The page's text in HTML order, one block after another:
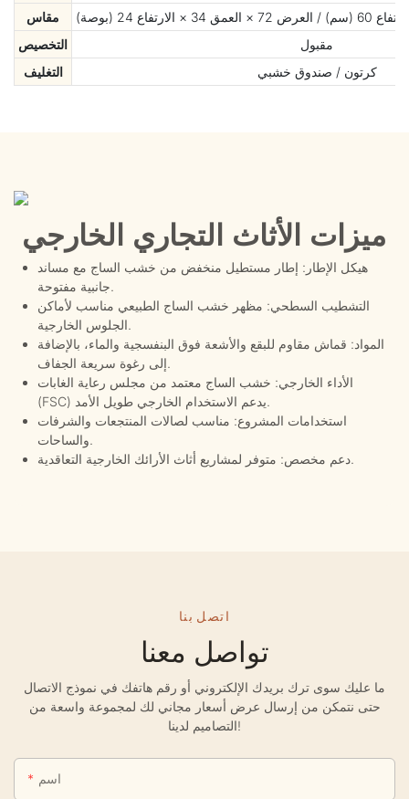
مقاس
التخصيص
مقبول
التغليف
كرتون / صندوق خشبي
ميزات الأثاث التجاري الخارجي
هيكل الإطار: إطار مستطيل منخفض من خشب الساج مع مساند
جانبية مفتوحة.
التشطيب السطحي: مظهر خشب الساج الطبيعي مناسب لأماكن
الجلوس الخارجية.
المواد: قماش مقاوم للبقع والأشعة فوق البنفسجية والماء، بالإضافة
إلى رغوة سريعة الجفاف.
الأداء الخارجي: خشب الساج معتمد من مجلس رعاية الغابات
(FSC) يدعم الاستخدام الخارجي طويل الأمد.
استخدامات المشروع: مناسب لصالات المنتجعات والشرفات
والساحات.
دعم مخصص: متوفر لمشاريع أثاث الأرائك الخارجية التعاقدية.
اتصل بنا
تواصل معنا
ما عليك سوى ترك بريدك الإلكتروني أو رقم هاتفك في نموذج الاتصال
حتى نتمكن من إرسال عرض أسعار مجاني لك لمجموعة واسعة من
التصاميم لدينا!
اسم